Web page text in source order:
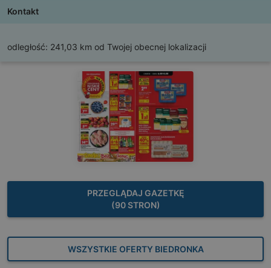
Kontakt
odległość: 241,03 km od Twojej obecnej lokalizacji
PRZEGLĄDAJ GAZETKĘ
(90 STRON)
WSZYSTKIE OFERTY BIEDRONKA